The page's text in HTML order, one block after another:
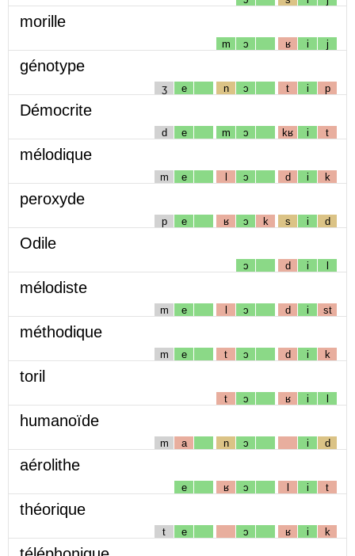
morille
m ɔ ʁ i j
génotype
ʒ e n ɔ t i p
Démocrite
d e m ɔ kʁ i t
mélodique
m e l ɔ d i k
peroxyde
p e ʁ ɔ k s i d
Odile
ɔ d i l
mélodiste
m e l ɔ d i st
méthodique
m e t ɔ d i k
toril
t ɔ ʁ i l
humanoïde
m a n ɔ i d
aérolithe
e ʁ ɔ l i t
théorique
t e ɔ ʁ i k